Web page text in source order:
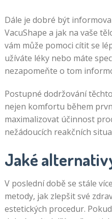
Dále je dobré být
VacuShape a jak na vaše
vám může pomoci cítit se
užíváte léky nebo máte
nezapomeňte o tom
Postupné dodržování
nejen komfortu během
maximalizovat účinnost
nežádoucích reakčních
Jaké
V poslední době se stále
metody, jak zlepšit své
estetických procedur.